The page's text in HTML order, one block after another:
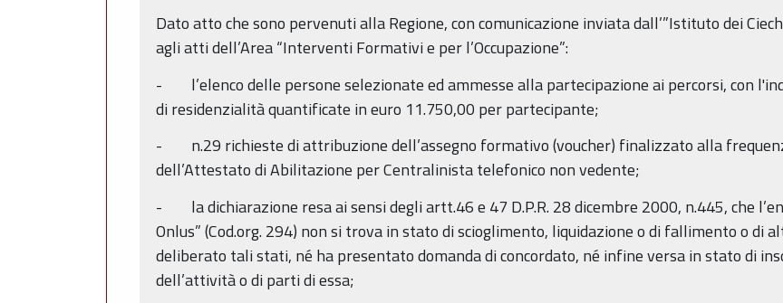
Dato atto che sono pervenuti alla Regione, con comunicazione inviata dall’”Istituto dei
agli atti dell’Area “Interventi Formativi e per l’Occupazione”:
- l’elenco delle persone selezionate ed ammesse alla partecipazione ai percorsi, con
di residenzialità quantificate in euro 11.750,00 per partecipante;
- n.29 richieste di attribuzione dell’assegno formativo (voucher) finalizzato alla
dell’Attestato di Abilitazione per Centralinista telefonico non vedente;
- la dichiarazione resa ai sensi degli artt.46 e 47 D.P.R. 28 dicembre 2000, n.445, che
Onlus” (Cod.org. 294) non si trova in stato di scioglimento, liquidazione o di fallimento o di
deliberato tali stati, né ha presentato domanda di concordato, né infine versa in stato di
dell’attività o di parti di essa;